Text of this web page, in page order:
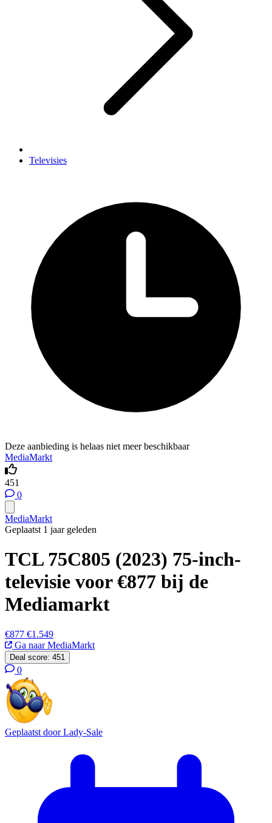
Televisies
Deze aanbieding is helaas niet meer beschikbaar
MediaMarkt
451
0
MediaMarkt
Geplaatst 1 jaar geleden
TCL 75C805 (2023) 75-inch-
televisie voor €877 bij de
Mediamarkt
€877 €1.549
Ga naar MediaMarkt
Deal score: 451
0
Geplaatst doorLady-Sale